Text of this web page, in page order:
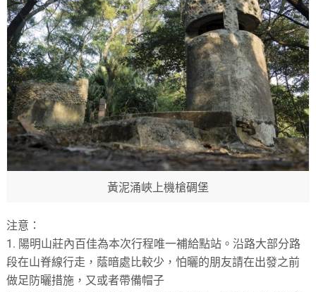
黃泥涌峽上機槍碉堡
注意：
1. 陽明山莊內百佳為本次行程唯一補給點站。沿路大部分路
段在山脊線行走，蔭暗處比較少，怕曬的朋友請在出發之前
做足防曬措施，又或者帶備帽子